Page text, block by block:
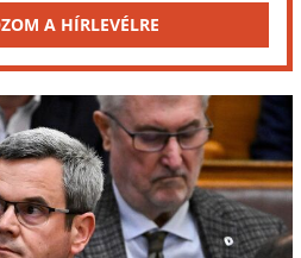
A HÍRLEVÉLRE